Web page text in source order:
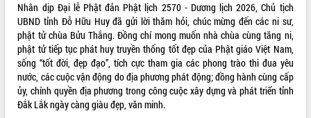
định EUDR
Thứ trưởng Bộ Nông nghiệp và Môi
trường Nguyễn Hoàng Hiệp khảo sát
vùng trồng và doanh nghiệp đóng gói
sầu riêng tại Đắk Lắk
Trình diễn nghệ thuật chế biến các
món ăn từ sầu riêng
Nhân dịp Đại lễ Phật đản Phật lịch 2570 - Dương lịch 2026, Chủ tịch
UBND tỉnh Đỗ Hữu Huy đã gửi lời thăm hỏi, chúc mừng đến các ni sư,
phật tử chùa Bửu Thắng. Đồng chí mong muốn nhà chùa cùng tăng ni,
phật tử tiếp tục phát huy truyền thống tốt đẹp của Phật giáo Việt Nam,
sống “tốt đời, đẹp đạo”, tích cực tham gia các phong trào thi đua yêu
nước, các cuộc vận động do địa phương phát động; đồng hành cùng cấp
ủy, chính quyền địa phương trong công cuộc xây dựng và phát triển tỉnh
Đắk Lắk ngày càng giàu đẹp, văn minh.